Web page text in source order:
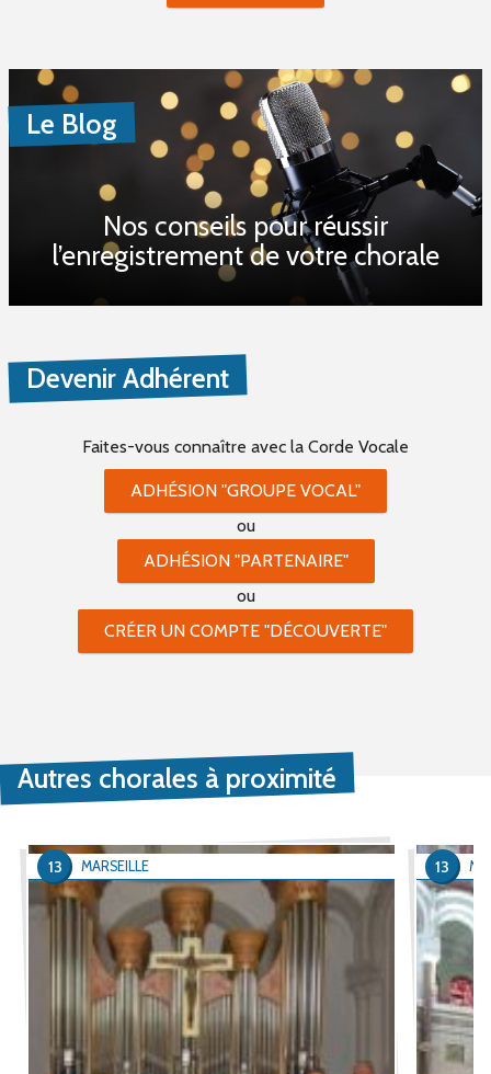
Le Blog
Nos conseils pour réussir
l’enregistrement de votre chorale
Devenir Adhérent
Faites-vous connaître avec la Corde Vocale
ADHÉSION "GROUPE VOCAL"
ou
ADHÉSION "PARTENAIRE"
ou
CRÉER UN COMPTE "DÉCOUVERTE"
Autres chorales à proximité
MARSEILLE
13 13